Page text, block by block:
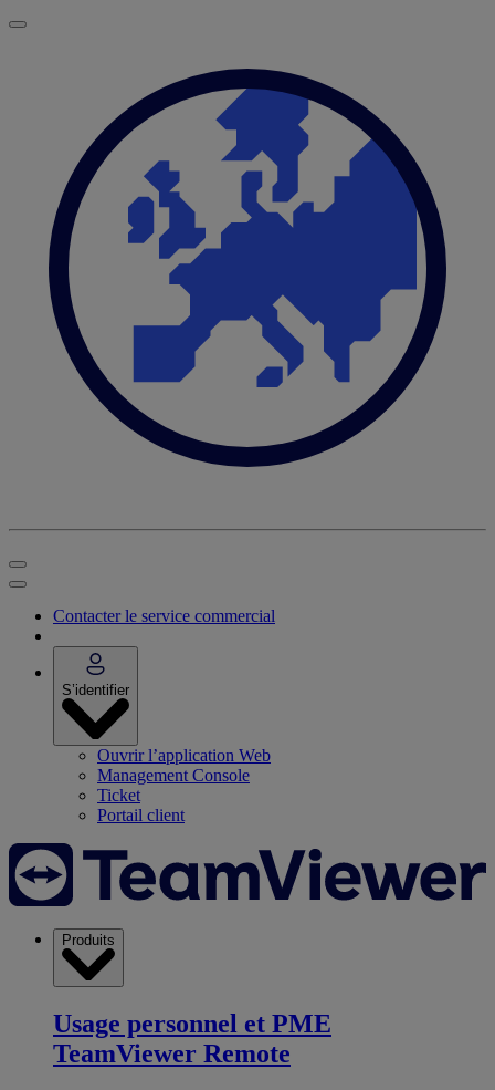
Contacter le service commercial
S’identifier
Ouvrir l’application Web
Management Console
Ticket
Portail client
Produits
Usage personnel et PME
TeamViewer Remote